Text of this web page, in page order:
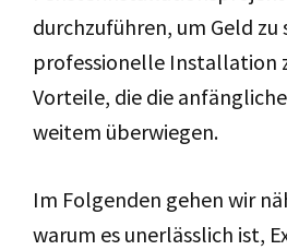
durchzuführen, um Geld
professionelle Installation
Vorteile, die die
weitem überwiegen.
Im Folgenden gehen wir
warum es unerlässlich ist,